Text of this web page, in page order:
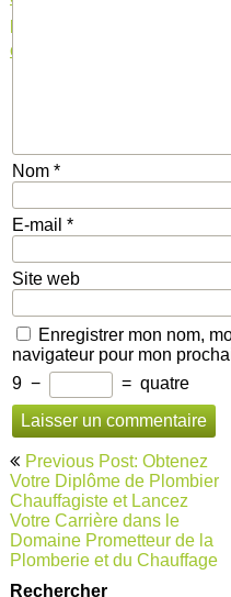
plats
cuisine
Nom *
E-mail *
Site web
Enregistrer mon nom,
navigateur pour mon
9 − = quatre
Navigation
de
l’article
Previous Post: Obtenez
Votre Diplôme de Plombier
Chauffagiste et Lancez
Votre Carrière dans le
Domaine Prometteur de la
Plomberie et du Chauffage
Rechercher